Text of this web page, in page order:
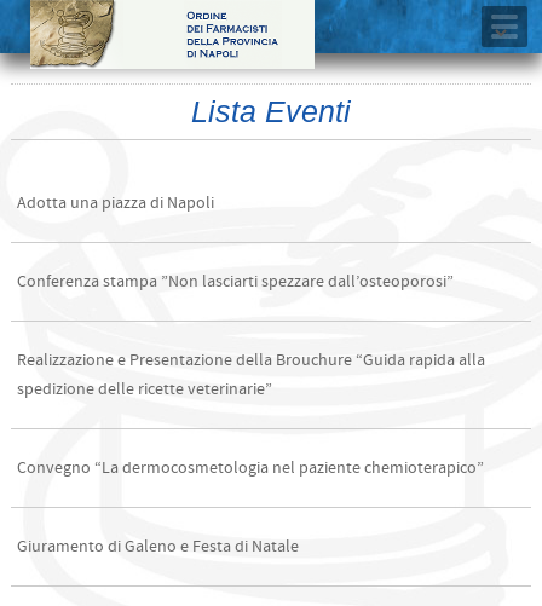
Lista Eventi
Adotta una piazza di Napoli
Conferenza stampa ”Non lasciarti spezzare dall’osteoporosi”
Realizzazione e Presentazione della Brouchure “Guida rapida alla
spedizione delle ricette veterinarie”
Convegno “La dermocosmetologia nel paziente chemioterapico”
Giuramento di Galeno e Festa di Natale